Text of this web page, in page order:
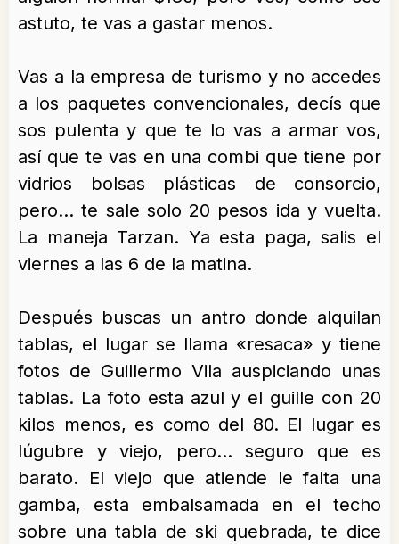
astuto, te vas a gastar menos.
Vas a la empresa de turismo y no accedes
a los paquetes convencionales, decís que
sos pulenta y que te lo vas a armar vos,
así que te vas en una combi que tiene por
vidrios bolsas plásticas de consorcio,
pero… te sale solo 20 pesos ida y vuelta.
La maneja Tarzan. Ya esta paga, salis el
viernes a las 6 de la matina.
Después buscas un antro donde alquilan
tablas, el lugar se llama «resaca» y tiene
fotos de Guillermo Vila auspiciando unas
tablas. La foto esta azul y el guille con 20
kilos menos, es como del 80. El lugar es
lúgubre y viejo, pero… seguro que es
barato. El viejo que atiende le falta una
gamba, esta embalsamada en el techo
sobre una tabla de ski quebrada, te dice